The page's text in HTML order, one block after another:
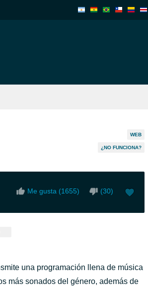
WEB
¿NO FUNCIONA?
Me gusta (1655) (30)
una programación llena de música
más sonados del género, además de